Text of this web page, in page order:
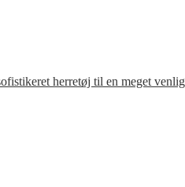
herretøj til en meget